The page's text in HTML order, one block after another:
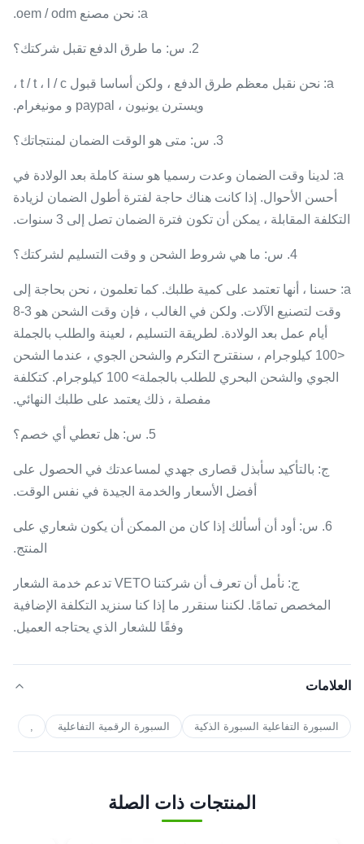
a: نحن مصنع oem / odm.
2. س: ما طرق الدفع تقبل شركتك؟
a: نحن نقبل معظم طرق الدفع ، ولكن أساسا قبول t / t ، l / c ،
ويسترن يونيون ، paypal و مونيغرام.
3. س: متى هو الوقت الضمان لمنتجاتك؟
a: لدينا وقت الضمان وعدت رسميا هو سنة كاملة بعد الولادة في
أحسن الأحوال. إذا كانت هناك حاجة لفترة أطول الضمان لزيادة
التكلفة المقابلة ، يمكن أن تكون فترة الضمان تصل إلى 3 سنوات.
4. س: ما هي شروط الشحن و وقت التسليم لشركتك؟
a: حسنا ، أنها تعتمد على كمية طلبك. كما تعلمون ، نحن بحاجة إلى
وقت لتصنيع الآلات. ولكن في الغالب ، فإن وقت الشحن هو 3-8
أيام عمل بعد الولادة. لطريقة التسليم ، لعينة والطلب بالجملة
<100 كيلوجرام ، سنقترح التكرم والشحن الجوي ، عندما الشحن
الجوي والشحن البحري للطلب بالجملة> 100 كيلوجرام. كتكلفة
مفصلة ، ذلك يعتمد على طلبك النهائي.
5. س: هل تعطي أي خصم؟
ج: بالتأكيد سأبذل قصارى جهدي لمساعدتك في الحصول على
أفضل الأسعار والخدمة الجيدة في نفس الوقت.
6. س: أود أن أسألك إذا كان من الممكن أن يكون شعاري على
المنتج.
ج: نأمل أن تعرف أن شركتنا VETO تدعم خدمة الشعار
المخصص تمامًا. لكننا سنقرر ما إذا كنا سنزيد التكلفة الإضافية
وفقًا للشعار الذي يحتاجه العميل.
العلامات
السبورة التفاعلية السبورة الذكية السبورة الرقمية التفاعلية ,
المنتجات ذات الصلة